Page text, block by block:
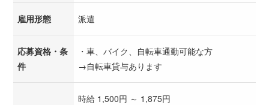
雇用形態 派遣
応募資格・条
件
・車、バイク、自転車通勤可能な方
→自転車貸与あります
時給 1,500円 ～ 1,875円